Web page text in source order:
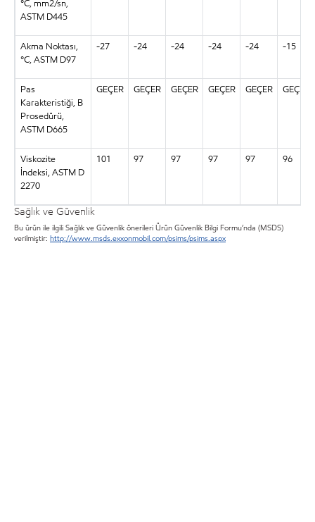
°C, mm2/sn,
ASTM D445
Akma Noktası,
°C, ASTM D97
-27 -24 -24 -24 -24 -15
Pas
Karakteristiği, B
Prosedürü,
ASTM D665
GEÇER GEÇER GEÇER GEÇER GEÇER GEÇER
Viskozite
İndeksi, ASTM D
2270
101 97 97 97 97 96
Sağlık ve Güvenlik
Bu ürün ile ilgili Sağlık ve Güvenlik önerileri Ürün Güvenlik Bilgi Formu’nda (MSDS)
verilmiştir: http://www.msds.exxonmobil.com/psims/psims.aspx